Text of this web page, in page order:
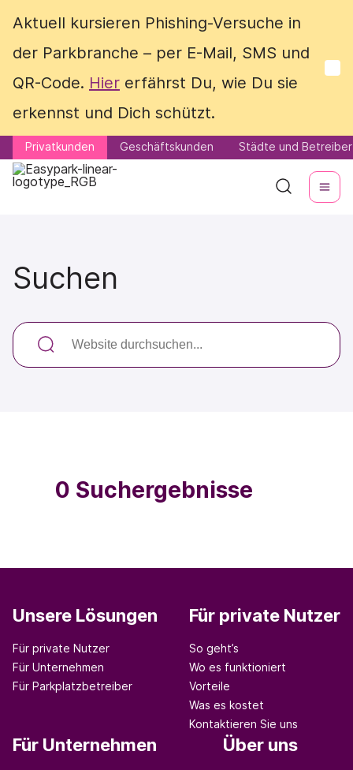
Aktuell kursieren Phishing-Versuche in
der Parkbranche – per E-Mail, SMS und
QR-Code. Hier erfährst Du, wie Du sie
erkennst und Dich schützt.
Privatkunden Geschäftskunden Städte und Betreiber
Aktuell kursieren Phishing-Versuche in
der Parkbranche – per E-Mail, SMS und
QR-Code. Hier erfährst Du, wie Du sie
erkennst und Dich schützt.
Privatkunden Geschäftskunden Städte und Betreiber
Suchen
0 Suchergebnisse
Unsere Lösungen
Für private Nutzer
Für Unternehmen
Für Parkplatzbetreiber
Für private Nutzer
So geht’s
Wo es funktioniert
Vorteile
Was es kostet
Kontaktieren Sie uns
Für Unternehmen Über uns